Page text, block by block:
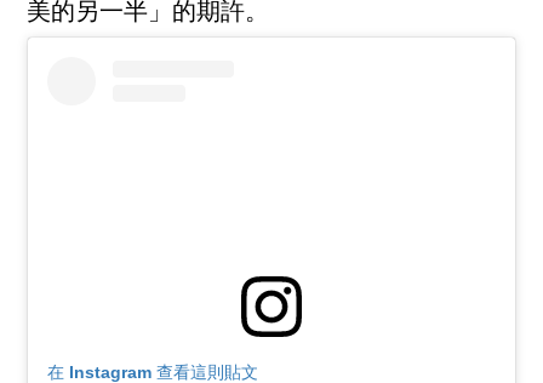
美的另一半」的期許。
在 Instagram 查看這則貼文